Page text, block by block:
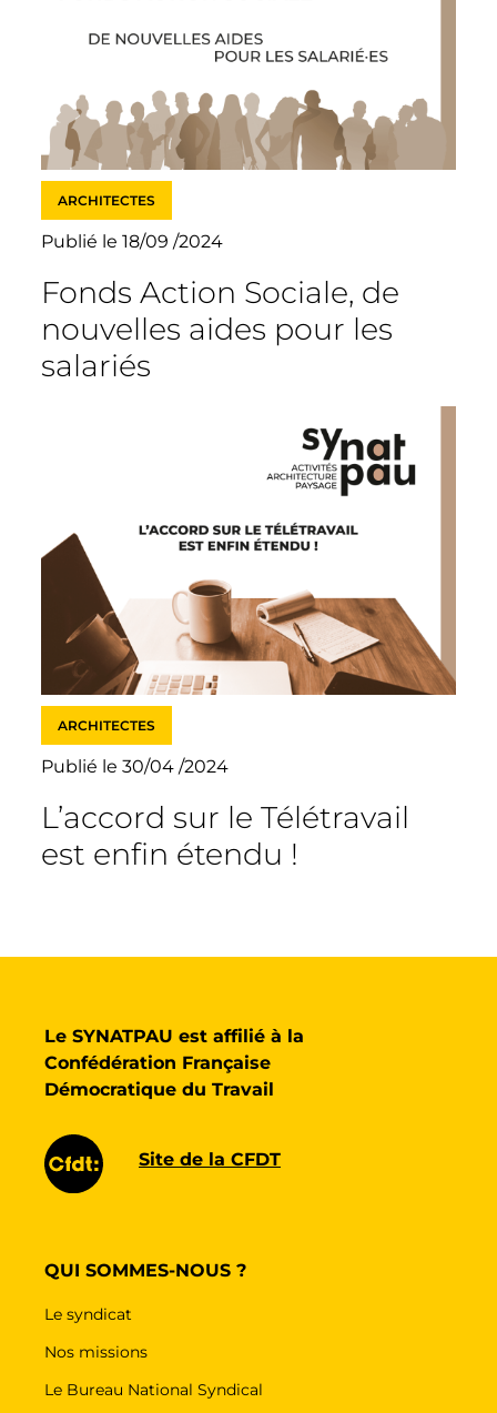
ARCHITECTES
Publié le 18/09 /2024
Fonds Action Sociale, de
nouvelles aides pour les
salariés
ARCHITECTES
Publié le 30/04 /2024
L’accord sur le Télétravail
est enfin étendu !
Le SYNATPAU est affilié à la
Confédération Française
Démocratique du Travail
Site de la CFDT
QUI SOMMES-NOUS ?
Le syndicat
Nos missions
Le Bureau National Syndical